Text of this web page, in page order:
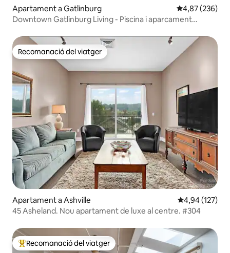
Apartament a Gatlinburg 4,87 de
4,87 (236)
Downtown Gatlinburg Living - Piscina i aparcament
Recomanació del viatger
Recomanació del viatger
Apartament a Ashville 4,94 de
4,94 (127)
45 Asheland. Nou apartament de luxe al centre. #304
Principals recomanacions dels viatgers
Recomanació del viatger